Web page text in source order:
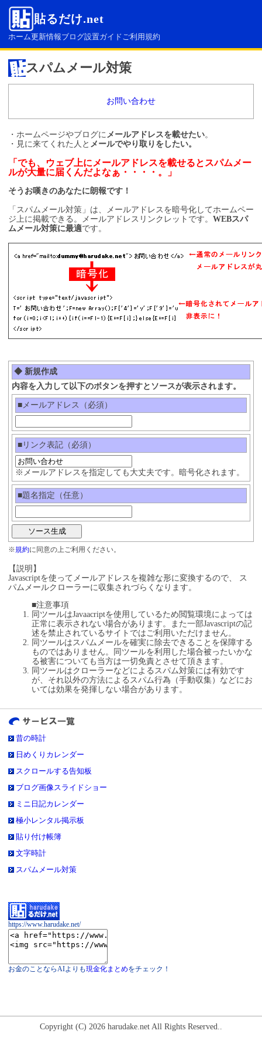
貼るだけ.net
ホーム更新情報ブログ設置ガイドご利用規約
スパムメール対策
お問い合わせ
・ホームページやブログにメールアドレスを載せたい。
・見に来てくれた人と メールでやり取りをしたい。
「でも、ウェブ上にメールアドレスを載せるとスパムメー
ルが大量に届くんだよなぁ・・・・。」
そうお嘆きのあなたに朗報です！
「スパムメール対策」は、メールアドレスを暗号化してホームペー
ジ上に掲載できる。メールアドレスリンクレットです。 WEBスパ
ムメール対策に最適です。
◆ 新規作成
内容を入力して以下のボタンを押すとソースが表示されます。
■メールアドレス（必須）
■リンク表記（必須）
※メールアドレスを指定しても大丈夫です。暗号化されます。
■題名指定（任意）
※規約に同意の上ご利用ください。
【説明】
Javascriptを使ってメールアドレスを複雑な形に変換するので、 ス
パムメールクローラーに収集されづらくなります。
■注意事項
同ツールはJavaacriptを使用しているため閲覧環境によっては
正常に表示されない場合があります。また一部Javascriptの記
述を禁止されているサイトではご利用いただけません。
同ツールはスパムメールを確実に除去できることを保障する
ものではありません。同ツールを利用した場合被ったいかな
る被害についても当方は一切免責とさせて頂きます。
同ツールはクローラーなどによるスパム対策には有効です
が、それ以外の方法によるスパム行為（手動収集）などにお
いては効果を発揮しない場合があります。
昔の時計
日めくりカレンダー
スクロールする告知板
ブログ画像スライドショー
ミニ日記カレンダー
極小レンタル掲示板
貼り付け帳簿
文字時計
スパムメール対策
https://www.harudake.net/
お金のことならAIよりも現金化まとめをチェック！
Copyright (C) 2026 harudake.net All Rights Reserved..